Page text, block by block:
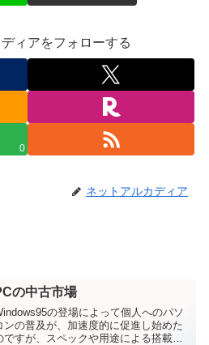
ィアをフォローする
0
ネットアルカディア
の中古市場
の登場によって個人へのパソ
ンの普及が、加速度的に促進し始めた
ですが、スペックや用途による搭載パ